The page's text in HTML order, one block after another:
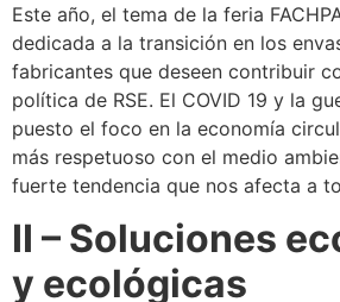
Este año, el tema de la feria
dedicada a la transición en los
fabricantes que deseen contribuir
política de RSE. El COVID 19 y la
puesto el foco en la economía
más respetuoso con el medio
fuerte tendencia que nos afecta a
II – Soluciones
y ecológicas